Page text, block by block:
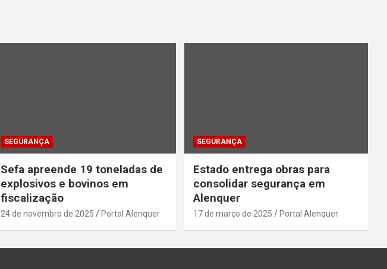
SEGURANÇA
Sefa apreende 19 toneladas de
explosivos e bovinos em
fiscalização
24 de novembro de 2025 Portal Alenquer
SEGURANÇA
Estado entrega obras para
consolidar segurança em
Alenquer
17 de março de 2025 Portal Alenquer